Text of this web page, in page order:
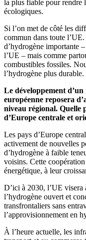
la plus fiable pour rendre
écologiques.
Si l’on met de côté les
commun dans toute
d’hydrogène importante
l’UE – mais comme
combustibles fossiles.
l’hydrogène plus durable.
Le développement d’un
européenne reposera
niveau régional. Quelle
d’Europe centrale et
Les pays d’Europe
activement de nouvelles
d’hydrogène à faible
voisins. Cette
énergétique, à leur
D’ici à 2030, l’UE visera
l’hydrogène ouvert et
transfrontaliers sans
l’approvisionnement en
À l’heure actuelle, les